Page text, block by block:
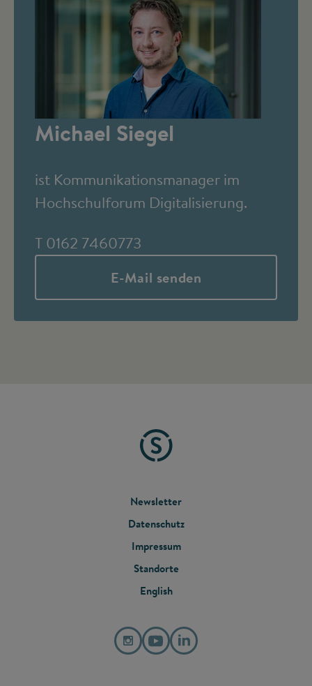
Michael Siegel
ist Kommunikationsmanager im
Hochschulforum Digitalisierung.
T 0162 7460773
E-Mail senden
FOOTER
MENU
Newsletter
Datenschutz
Impressum
Standorte
English